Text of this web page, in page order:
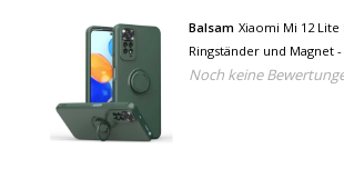
Balsam Xiaomi Mi 12
Ringständer und Magnet
Schutzhülle Dunkelgrün
Noch keine